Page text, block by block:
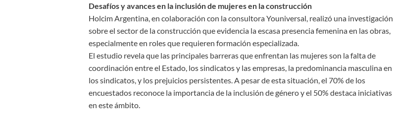
Desafíos y avances en la inclusión de mujeres en la construcción
Holcim Argentina, en colaboración con la consultora Youniversal, realizó una investigación
sobre el sector de la construcción que evidencia la escasa presencia femenina en las obras,
especialmente en roles que requieren formación especializada.
El estudio revela que las principales barreras que enfrentan las mujeres son la falta de
coordinación entre el Estado, los sindicatos y las empresas, la predominancia masculina en
los sindicatos, y los prejuicios persistentes. A pesar de esta situación, el 70% de los
encuestados reconoce la importancia de la inclusión de género y el 50% destaca iniciativas
en este ámbito.